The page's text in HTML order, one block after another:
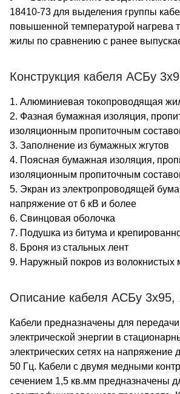
18410-73 для выделения группы
повышенной температурой нагрева
жилы по сравнению с ранее
Конструкция кабеля АСБу
1. Алюминиевая токопроводящая
2. Фазная бумажная изоляция,
изоляционным пропиточным
3. Заполнение из бумажных жгутов
4. Поясная бумажная изоляция,
изоляционным пропиточным
5. Экран из электропроводящей
напряжение от 6 кВ и более
6. Свинцовая оболочка
7. Подушка из битума и
8. Броня из стальных лент
9. Наружный покров из волокнистых
Описание кабеля АСБу 3х95,
Кабели предназначены для
электрической энергии в
электрических сетях на напряжение
50 Гц. Кабели с двумя медными
сечением 1,5 кв.мм предназначены